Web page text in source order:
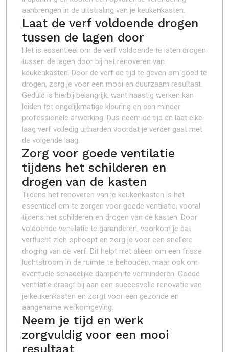
aanbrengen in de uitstraling van je keukenkasten.
Laat de verf voldoende drogen
tussen de lagen door
Het is essentieel om de verf voldoende te laten drogen
tussen de lagen door bij het renoveren van
keukenkasten. Door de verf de tijd te geven om goed te
drogen, zorg je voor een mooi en duurzaam resultaat.
Geduld is hierbij belangrijk, want haastig werken kan
leiden tot ongelijkmatige kleuring en een minder
professionele afwerking. Dus neem de tijd en laat elke
laag verf volledig uitharden voordat je verder gaat met
de volgende laag.
Zorg voor goede ventilatie
tijdens het schilderen en
drogen van de kasten
Tijdens het renoveren van je keukenkasten is het
essentieel om te zorgen voor goede ventilatie, vooral
tijdens het schilderen en drogen van de kasten. Door
voldoende ventilatie te garanderen, voorkom je dat
verflucht zich ophoopt en zorg je voor een snellere
droging van de verf. Dit helpt niet alleen om een frisse
luchtstroom in de ruimte te behouden, maar ook om
eventuele schadelijke dampen te verminderen. Goede
ventilatie draagt bij aan een succesvolle renovatie van
je keukenkasten en zorgt voor een gezonde en
aangename werkomgeving.
Neem je tijd en werk
zorgvuldig voor een mooi
resultaat